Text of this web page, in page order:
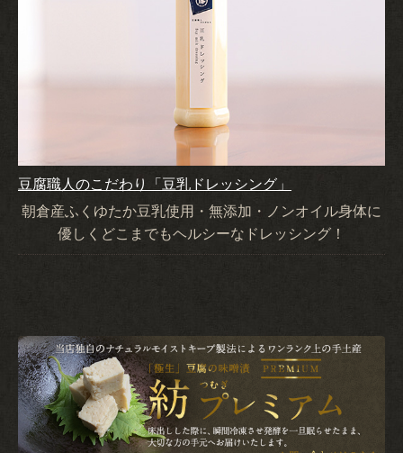
豆腐職人のこだわり「豆乳ドレッシング」
朝倉産ふくゆたか豆乳使用・無添加・ノンオイル身体に
優しくどこまでもヘルシーなドレッシング！